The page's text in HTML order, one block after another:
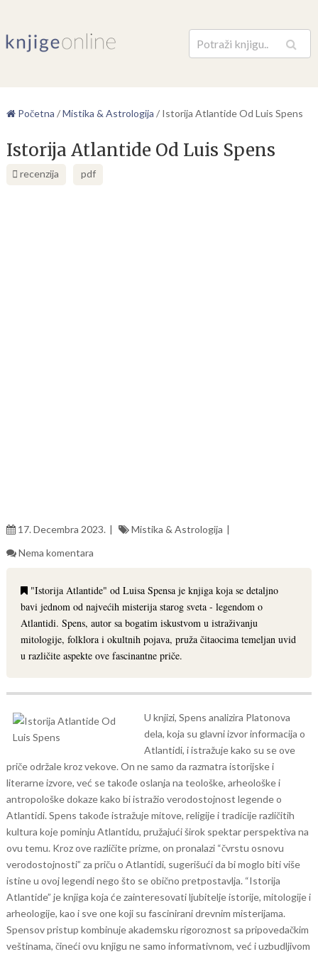
Pretraga
Početna /Mistika & Astrologija / Istorija Atlantide Od Luis Spens
Istorija Atlantide Od Luis Spens
recenzija pdf
17. Decembra 2023.
Mistika & Astrologija
Nema komentara
"Istorija Atlantide" od Luisa Spensa je knjiga koja se detaljno
bavi jednom od najvećih misterija starog sveta - legendom o
Atlantidi. Spens, autor sa bogatim iskustvom u istraživanju
mitologije, folklora i okultnih pojava, pruža čitaocima temeljan uvid
u različite aspekte ove fascinantne priče.
U knjizi, Spens analizira Platonova
dela, koja su glavni izvor informacija o
Atlantidi, i istražuje kako su se ove
priče održale kroz vekove. On ne samo da razmatra istorijske i
literarne izvore, već se takođe oslanja na teološke, arheološke i
antropološke dokaze kako bi istražio verodostojnost legende o
Atlantidi. Spens takođe istražuje mitove, religije i tradicije različitih
kultura koje pominju Atlantidu, pružajući širok spektar perspektiva na
ovu temu. Kroz ove različite prizme, on pronalazi “čvrstu osnovu
verodostojnosti” za priču o Atlantidi, sugerišući da bi moglo biti više
istine u ovoj legendi nego što se obično pretpostavlja. “Istorija
Atlantide” je knjiga koja će zainteresovati ljubitelje istorije, mitologije i
arheologije, kao i sve one koji su fascinirani drevnim misterijama.
Spensov pristup kombinuje akademsku rigoroznost sa pripovedačkim
veštinama, čineći ovu knjigu ne samo informativnom, već i uzbudljivom